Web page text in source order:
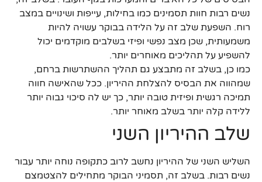
נשים רבות חוות תסמינים כמו בחילות, עייפות ושינויים במצב
רוח. השפעת שלב זה על הלידה בבוקר עשויה להיות
משמעותית, שכן מצב נפשי ופיזי בשלבים מוקדמים יכול
להשפיע על תהליכים מאוחרים יותר.
כמו כן, בשלב זה מתבצע גם תהליך ההשתרשות ברחם,
שמהווה את הבסיס להצלחת ההיריון. ככל שהאישה חווה
תמיכה רגשית ופיזית טובה יותר, כך יש לה סיכוי גבוה יותר
ללידה קלה יותר בשלב מאוחר יותר.
שלב ההיריון השני
השליש השני של ההיריון נחשב לרוב כתקופה נוחה יותר עבור
נשים רבות. בשלב זה, תסמיני הבוקר מתחילים להצטמצם